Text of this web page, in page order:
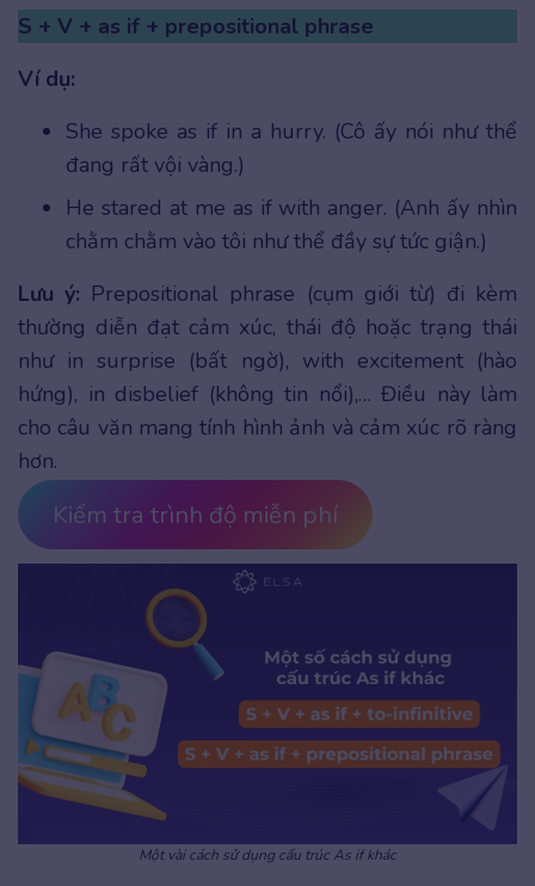
S + V + as if + prepositional phrase
Ví dụ:
She spoke as if in a hurry. (Cô ấy nói như thể
đang rất vội vàng.)
He stared at me as if with anger. (Anh ấy nhìn
chằm chằm vào tôi như thể đầy sự tức giận.)
Lưu ý: Prepositional phrase (cụm giới từ) đi kèm
thường diễn đạt cảm xúc, thái độ hoặc trạng thái
như in surprise (bất ngờ), with excitement (hào
hứng), in disbelief (không tin nổi),… Điều này làm
cho câu văn mang tính hình ảnh và cảm xúc rõ ràng
hơn.
Kiểm tra trình độ miễn phí
Một vài cách sử dụng cấu trúc As if khác